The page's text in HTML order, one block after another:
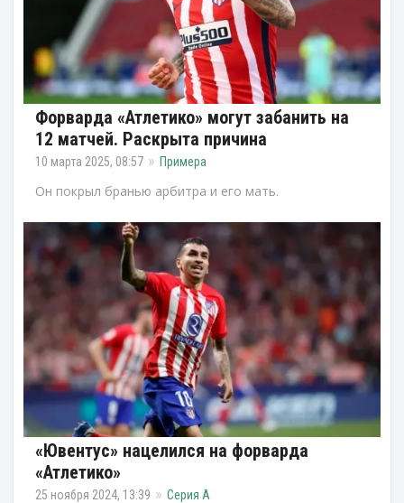
Форварда «Атлетико» могут забанить на
12 матчей. Раскрыта причина
10 марта 2025, 08:57 Примера
Он покрыл бранью арбитра и его мать.
«Ювентус» нацелился на форварда
«Атлетико»
25 ноября 2024, 13:39 Серия А